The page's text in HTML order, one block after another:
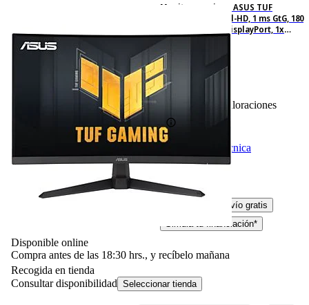
Ficha técnica
Monitor gaming - ASUS TUF
VG27VQ3B, 27", Full-HD, 1 ms GtG, 180
Hz, 2x HDMI, 1x DisplayPort, 1x
Auriculares, Altavoces integrados,
Negro
Basado en 7 valoraciones
-5%
159,– €159,00€
IVA incl. Con envío gratis
Simula tu financiación*
Disponible online
Compra antes de las 18:30 hrs., y recíbelo mañana
Recogida en tienda
Consultar disponibilidad Seleccionar tienda